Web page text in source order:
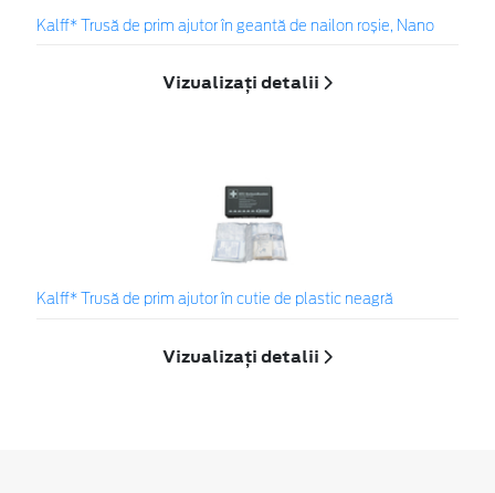
Kalff* Trusă de prim ajutor în geantă de nailon roșie, Nano
Vizualizați detalii
Kalff* Trusă de prim ajutor în cutie de plastic neagră
Vizualizați detalii